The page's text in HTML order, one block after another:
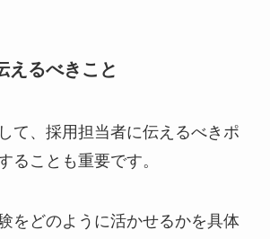
えるべきこと
て、採用担当者に伝えるべきポ
ることも重要です。
をどのように活かせるかを具体